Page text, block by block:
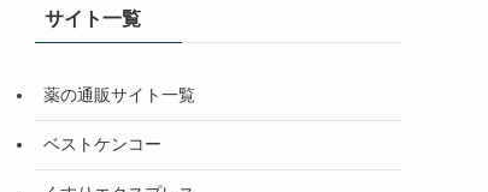
サイト一覧
薬の通販サイト一覧
ベストケンコー